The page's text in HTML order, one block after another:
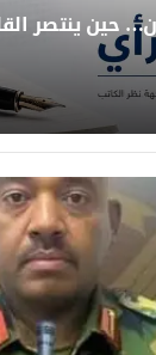
ي
بحين ينتصر